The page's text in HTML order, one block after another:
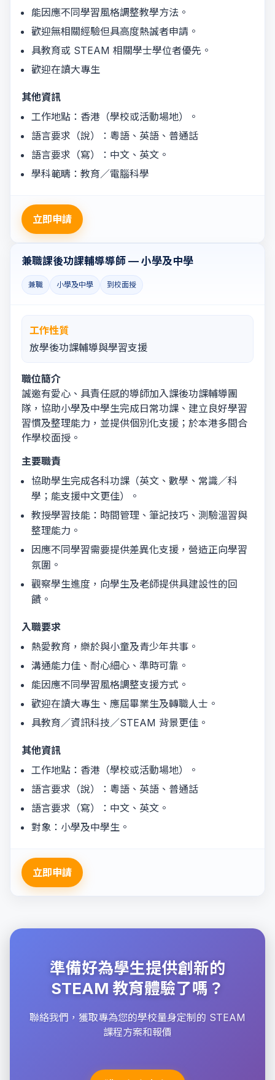
能因應不同學習風格調整教學方法。
歡迎無相關經驗但具高度熱誠者申請。
具教育或 STEAM 相關學士學位者優先。
歡迎在讀大專生
其他資訊
工作地點：香港（學校或活動場地）。
語言要求（說）：粵語、英語、普通話
語言要求（寫）：中文、英文。
學科範疇：教育／電腦科學
立即申請
兼職課後功課輔導導師 — 小學及中學
兼職 小學及中學 到校面授
工作性質
放學後功課輔導與學習支援
職位簡介
誠邀有愛心、具責任感的導師加入課後功課輔導團
隊，協助小學及中學生完成日常功課、建立良好學習
習慣及整理能力，並提供個別化支援；於本港多間合
作學校面授。
主要職責
協助學生完成各科功課（英文、數學、常識／科
學；能支援中文更佳）。
教授學習技能：時間管理、筆記技巧、測驗溫習與
整理能力。
因應不同學習需要提供差異化支援，營造正向學習
氛圍。
觀察學生進度，向學生及老師提供具建設性的回
饋。
入職要求
熱愛教育，樂於與小童及青少年共事。
溝通能力佳、耐心細心、準時可靠。
能因應不同學習風格調整支援方式。
歡迎在讀大專生、應屆畢業生及轉職人士。
具教育／資訊科技／STEAM 背景更佳。
其他資訊
工作地點：香港（學校或活動場地）。
語言要求（說）：粵語、英語、普通話
語言要求（寫）：中文、英文。
對象：小學及中學生。
立即申請
準備好為學生提供創新的
STEAM 教育體驗了嗎？
聯絡我們，獲取專為您的學校量身定制的 STEAM
課程方案和報價